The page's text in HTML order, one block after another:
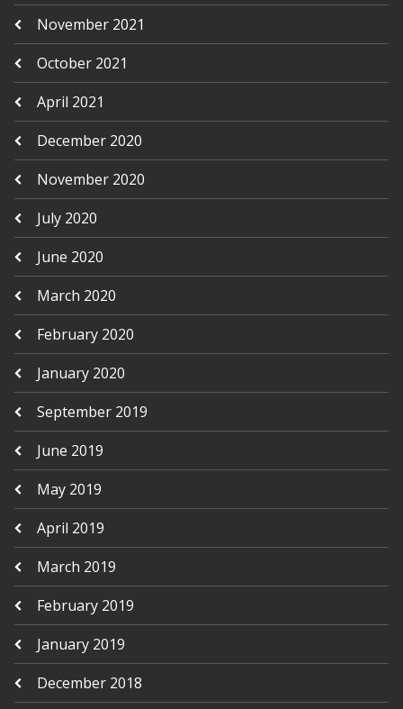
November 2021
October 2021
April 2021
December 2020
November 2020
July 2020
June 2020
March 2020
February 2020
January 2020
September 2019
June 2019
May 2019
April 2019
March 2019
February 2019
January 2019
December 2018